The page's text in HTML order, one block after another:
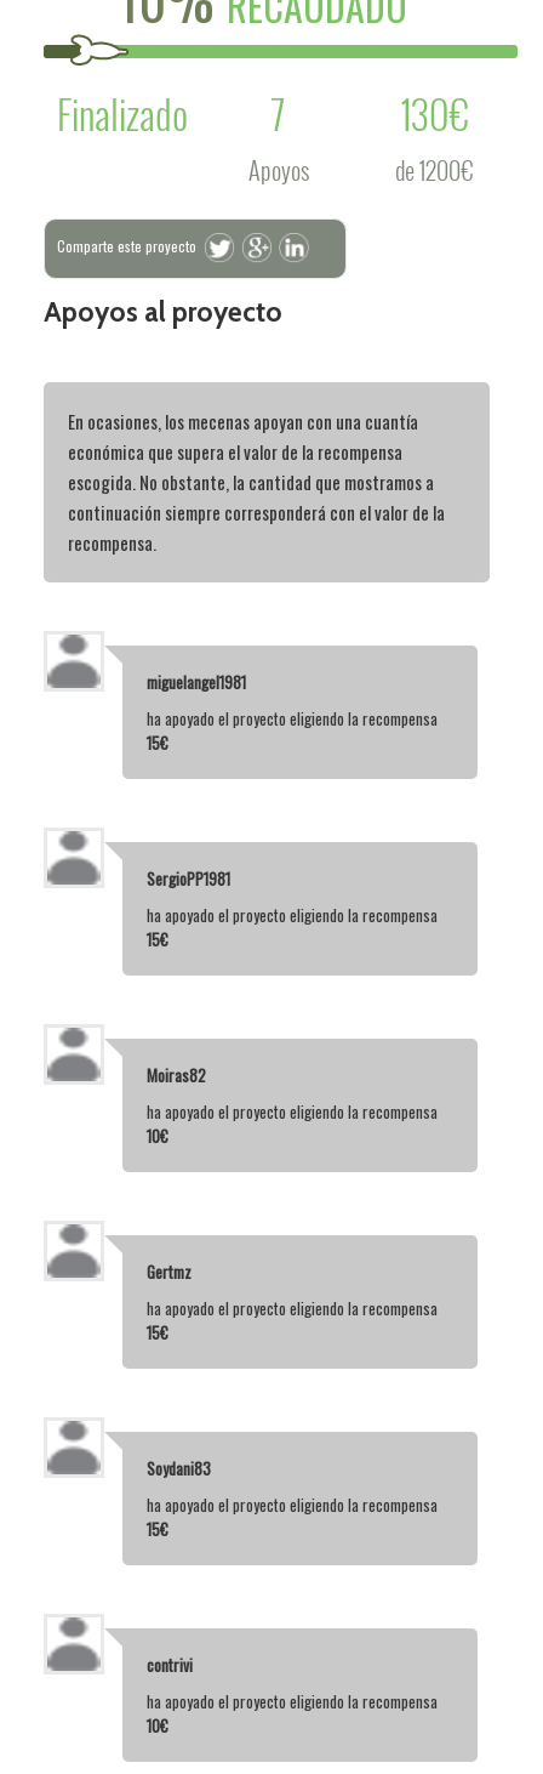
Finalizado
7
Apoyos
130€
de 1200€
Comparte este proyecto
Apoyos al proyecto
En ocasiones, los mecenas apoyan con una cuantía
económica que supera el valor de la recompensa
escogida. No obstante, la cantidad que mostramos a
continuación siempre corresponderá con el valor de la
recompensa.
miguelangel1981
ha apoyado el proyecto eligiendo la recompensa
15€
SergioPP1981
ha apoyado el proyecto eligiendo la recompensa
15€
Moiras82
ha apoyado el proyecto eligiendo la recompensa
10€
Gertmz
ha apoyado el proyecto eligiendo la recompensa
15€
Soydani83
ha apoyado el proyecto eligiendo la recompensa
15€
contrivi
ha apoyado el proyecto eligiendo la recompensa
10€